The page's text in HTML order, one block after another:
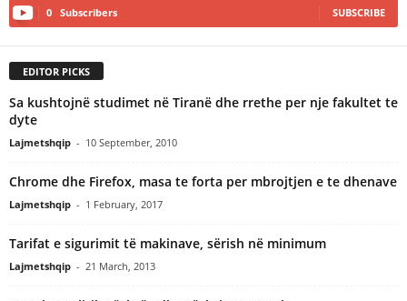
0 Subscribers SUBSCRIBE
EDITOR PICKS
Sa kushtojnë studimet në Tiranë dhe rrethe per nje fakultet te
dyte
Lajmetshqip - 10 September, 2010
Chrome dhe Firefox, masa te forta per mbrojtjen e te dhenave
Lajmetshqip - 1 February, 2017
Tarifat e sigurimit të makinave, sërish në minimum
Lajmetshqip - 21 March, 2013